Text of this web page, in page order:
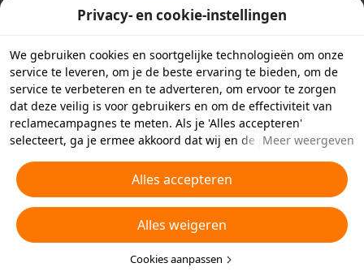
Privacy- en cookie-instellingen
We gebruiken cookies en soortgelijke technologieën om onze
service te leveren, om je de beste ervaring te bieden, om de
service te verbeteren en te adverteren, om ervoor te zorgen
dat deze veilig is voor gebruikers en om de effectiviteit van
reclamecampagnes te meten. Als je 'Alles accepteren'
selecteert, ga je ermee akkoord dat wij en de partners
technologieën op je apparaat opslaan voor
reclamedoeleinden. Je kunt ook kiezen welke typen cookies je
wilt toestaan of afwijzen door hieronder of in je
privacyinstellingen op 'Cookies aanpassen' te klikken.
Raadpleeg voor meer informatie onsBeleid inzake cookies en
soortgelijke technologieën.
Meer weergeven
Alles accepteren
Alles weigeren
Cookies aanpassen